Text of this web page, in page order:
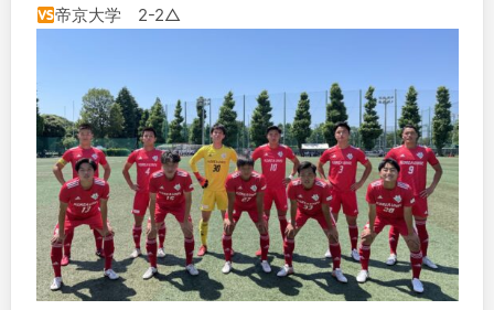
帝京大学 2-2△